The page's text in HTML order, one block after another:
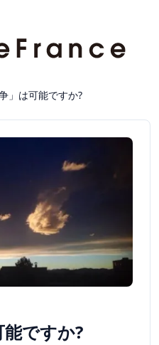
」は可能ですか?
能ですか?